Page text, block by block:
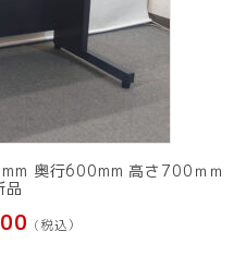
奥行600mm 高さ700ｍｍ
品
(税込）